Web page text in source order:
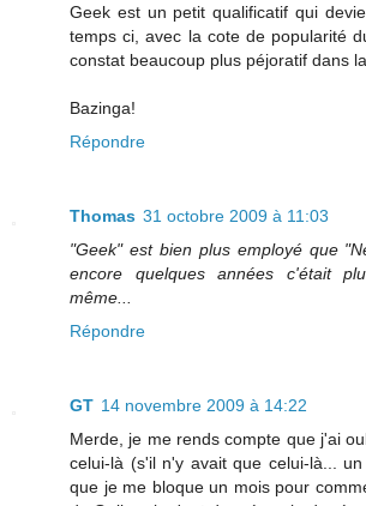
Geek est un petit qualificatif qui
temps ci, avec la cote de popularité
constat beaucoup plus péjoratif dans
Bazinga!
Répondre
Thomas 31 octobre 2009 à 11:03
"Geek" est bien plus employé que
encore quelques années c'était
même...
Répondre
GT 14 novembre 2009 à 14:22
Merde, je me rends compte que j'ai
celui-là (s'il n'y avait que celui-là...
que je me bloque un mois pour